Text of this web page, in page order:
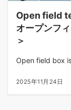
Open field
オープンフ
＞
Open field box
2025年11月24日